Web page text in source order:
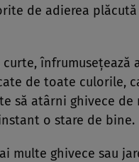
de adierea
înfrumusețează
de toate culorile,
să atârni ghivece de
o stare de bine.
multe ghivece sau